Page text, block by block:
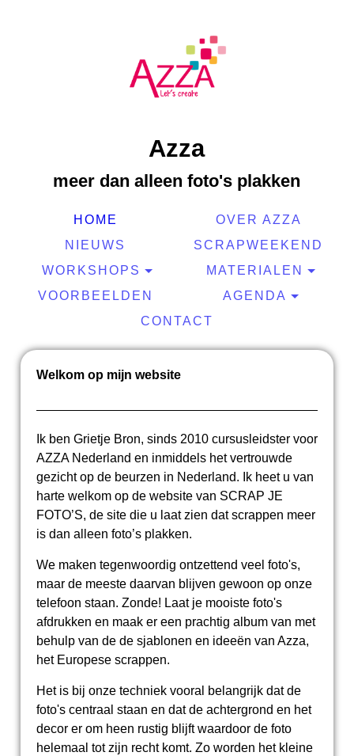
Azza
meer dan alleen foto's plakken
HOME
OVER AZZA
NIEUWS
SCRAPWEEKEND
WORKSHOPS
MATERIALEN
VOORBEELDEN
AGENDA
CONTACT
Welkom op mijn website
Ik ben Grietje Bron, sinds 2010 cursusleidster voor
AZZA Nederland en inmiddels het vertrouwde
gezicht op de beurzen in Nederland. Ik heet u van
harte welkom op de website van SCRAP JE
FOTO’S, de site die u laat zien dat scrappen meer
is dan alleen foto’s plakken.
We maken tegenwoordig ontzettend veel foto's,
maar de meeste daarvan blijven gewoon op onze
telefoon staan. Zonde! Laat je mooiste foto's
afdrukken en maak er een prachtig album van met
behulp van de de sjablonen en ideeën van Azza,
het Europese scrappen.
Het is bij onze techniek vooral belangrijk dat de
foto's centraal staan en dat de achtergrond en het
decor er om heen rustig blijft waardoor de foto
helemaal tot zijn recht komt. Zo worden het kleine